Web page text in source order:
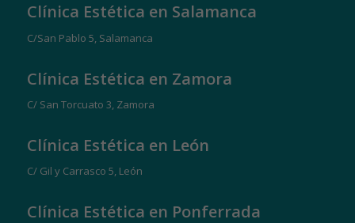
Clínica Estética en Salamanca
C/San Pablo 5, Salamanca
Clínica Estética en Zamora
C/ San Torcuato 3, Zamora
Clínica Estética en León
C/ Gil y Carrasco 5, León
Clínica Estética en Ponferrada